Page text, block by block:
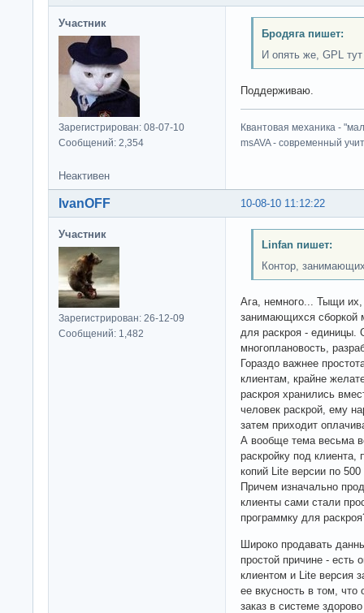
Участник
Зарегистрирован: 08-07-10
Сообщений: 2,354
Бродяга пишет:
И опять же, GPL
Поддерживаю.
Квантовая механика -
msAVA - современный
Неактивен
10-08-10 11:12:22
IvanOFF
Участник
Зарегистрирован: 26-12-09
Сообщений: 1,482
Linfan пишет:
Контор,
Ага, немного... Тыщи
занимающихся сборкой
для раскроя - единицы.
многоплановость,
Гораздо важнее
клиентам, крайне
раскроя хранились
человек раскрой, ему
затем приходит
А вообще тема весьма
раскройку под клиента,
копий Lite версии по
Причем изначально
клиенты сами стали
программку для
Широко продавать
простой причине - есть
клиентом и Lite версия
ее вкусность в том, что
заказ в системе